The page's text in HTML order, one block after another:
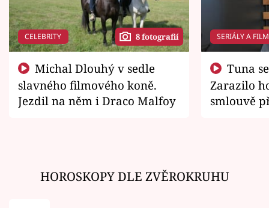
CELEBRITY 8 fotografií
slavného filmového koně.
Jezdil na něm i Draco Malfoy
SERIÁLY A
Zarazilo
smlouvě
HOROSKOPY DLE ZVĚROKRUHU